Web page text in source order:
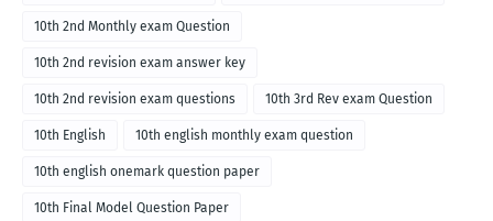
10th 2nd Monthly exam Question
10th 2nd revision exam answer key
10th 2nd revision exam questions 10th 3rd Rev exam Question
10th English 10th english monthly exam question
10th english onemark question paper
10th Final Model Question Paper